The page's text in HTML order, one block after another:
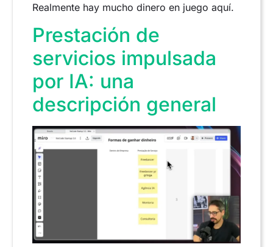
Realmente hay mucho dinero en juego aquí.
Prestación de
servicios impulsada
por IA: una
descripción general